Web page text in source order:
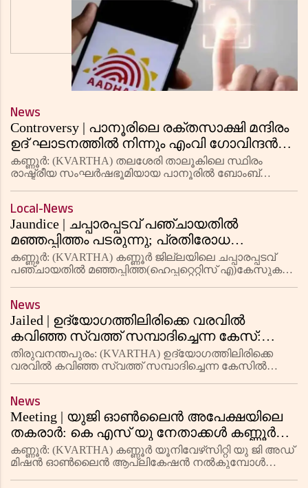
വാര്‍ത്തയ്‌ക്കെതിരെ പ്രതികരണവുമായി
യുഐഡിഎഐ(യുനീക്
ഐഡന്റിഫികേഷന്‍
News
Controversy | പാനൂരിലെ രക്തസാക്ഷി മന്ദിരം
ഉദ് ഘാടനത്തില്‍ നിന്നും എംവി ഗോവിന്ദന്‍
വിട്ടുനിന്നത് ചര്‍ചയായി; വിശദീകരണവുമായി
എംവി ജയരാജന്‍
കണ്ണൂര്‍: (KVARTHA) തലശേരി താലൂകിലെ സ്ഥിരം
രാഷ്ട്രീയ സംഘര്‍ഷഭൂമിയായ പാനൂരില്‍ ബോംബ്
ഘാടനത്തിന് സംസ്ഥാന സ
Local-News
Jaundice | ചപ്പാരപ്പടവ് പഞ്ചായതില്‍
മഞ്ഞപ്പിത്തം പടരുന്നു; പ്രതിരോധ
പ്രവര്‍ത്തനങ്ങളുമായി ആരോഗ്യ വകുപ്പ്
കണ്ണൂര്‍: (KVARTHA) കണ്ണൂര്‍ ജില്ലയിലെ ചപ്പാരപ്പടവ്
പഞ്ചായതില്‍ മഞ്ഞപ്പിത്ത(ഹെപ്പറ്റെറ്റിസ് എ)കേസുകള്‍
News
Jailed | ഉദ്യോഗത്തിലിരിക്കെ വരവില്‍
കവിഞ്ഞ സ്വത്ത് സമ്പാദിച്ചെന്ന കേസ്:
സിഡ് കോ മുന്‍ സെയില്‍സ് മാനേജര്‍ക്ക് 3
വര്‍ഷം തടവും 29 ലക്ഷം രൂപ പിഴയും
തിരുവനന്തപുരം: (KVARTHA) ഉദ്യോഗത്തിലിരിക്കെ
വരവില്‍ കവിഞ്ഞ സ്വത്ത് സമ്പാദിച്ചെന്ന കേസില്‍
വര്‍ഷം ത
News
Meeting | യുജി ഓണ്‍ലൈന്‍ അപേക്ഷയിലെ
തകരാര്‍: കെ എസ് യു നേതാക്കള്‍ കണ്ണൂര്‍
സര്‍വകലാശാല വിസിയുമായി കൂടിക്കാഴ്ച
നടത്തി
കണ്ണൂര്‍: (KVARTHA) കണ്ണൂര്‍ യൂനിവേഴ്‌സിറ്റി യു ജി അഡ്
മിഷന്‍ ഓണ്‍ലൈന്‍ ആപ്ലികേഷന്‍ നല്‍കുമ്പോള്‍